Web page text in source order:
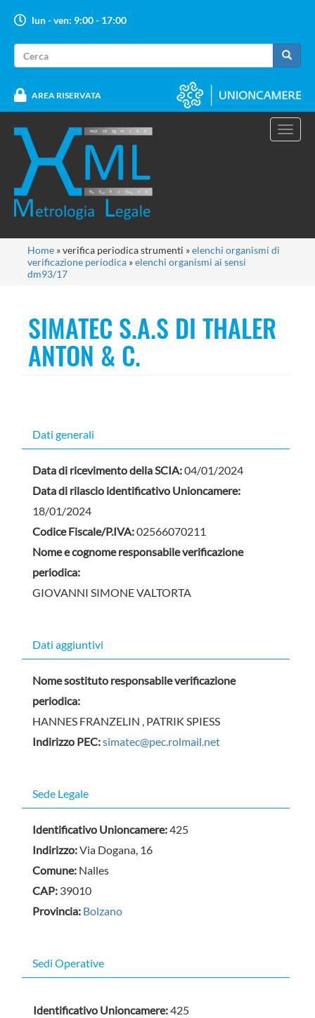
principale
lun - ven: 9:00 - 17:00
Form
di
ricerca
AREA RISERVATA
Tu
sei
Home »verifica periodica strumenti »elenchi organismi di
verificazione periodica »elenchi organismi ai sensi
dm93/17
SIMATEC S.A.S DI THALER
ANTON & C.
Dati generali
Data di ricevimento della SCIA:04/01/2024
Data di rilascio identificativo Unioncamere:
18/01/2024
Codice Fiscale/P.IVA:02566070211
Nome e cognome responsabile verificazione
periodica:
GIOVANNI SIMONE VALTORTA
Dati aggiuntivi
Nome sostituto responsabile verificazione
periodica:
HANNES FRANZELIN , PATRIK SPIESS
Indirizzo PEC:simatec@pec.rolmail.net
Sede Legale
Identificativo Unioncamere:425
Indirizzo:Via Dogana, 16
Comune: Nalles
CAP: 39010
Provincia: Bolzano
Sedi Operative
Identificativo Unioncamere:425